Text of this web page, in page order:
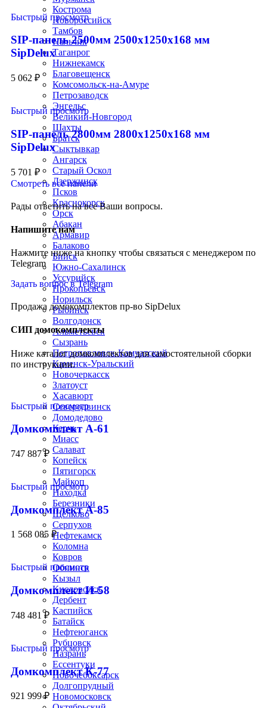
Кострома
Новороссийск
Тамбов
Нальчик
Таганрог
Нижнекамск
Благовещенск
Комсомольск-на-Амуре
Петрозаводск
Энгельс
Великий-Новгород
Шахты
Братск
Сыктывкар
Ангарск
Старый Оскол
Дзержинск
Псков
Краснокорск
Орск
Абакан
Армавир
Балаково
Бийск
Южно-Сахалинск
Уссурийск
Прокопьевск
Норильск
Рыбинск
Волгодонск
Альметьевск
Сызрань
Петропавловск-Камчатский
Каменск-Уральский
Новочеркасск
Златоуст
Хасавюрт
Северодвинск
Домодедово
Керчь
Миасс
Салават
Копейск
Пятигорск
Майкоп
Находка
Березники
Щёлково
Серпухов
Нефтекамск
Коломна
Ковров
Обнинск
Кызыл
Кисловодск
Дербент
Каспийск
Батайск
Нефтеюганск
Рубцовск
Назрань
Ессентуки
Новочебоксарск
Долгопрудный
Новомосковск
Быстрый просмотр
SIP-панель 2500мм 2500x1250x168 мм
SipDelux
5 062 ₽
Быстрый просмотр
SIP-панель 2800мм 2800x1250x168 мм
SipDelux
5 701 ₽
Смотреть все панели
Рады ответить на все Ваши вопросы.
Напишите нам
Нажмите ниже на кнопку чтобы связаться с менеджером по
Telegram
Задать вопрос в Telegram
Продажа домокомплектов пр-во SipDelux
СИП домокомплекты
Ниже каталог домкомплектов для самостоятельной сборки
по инструкции.
Быстрый просмотр
Домкомплект А-61
747 887₽
Быстрый просмотр
Домкомплект А-85
1 568 085 ₽
Быстрый просмотр
Домкомплект И-58
748 481₽
Быстрый просмотр
Домкомплект К-77
921 999₽